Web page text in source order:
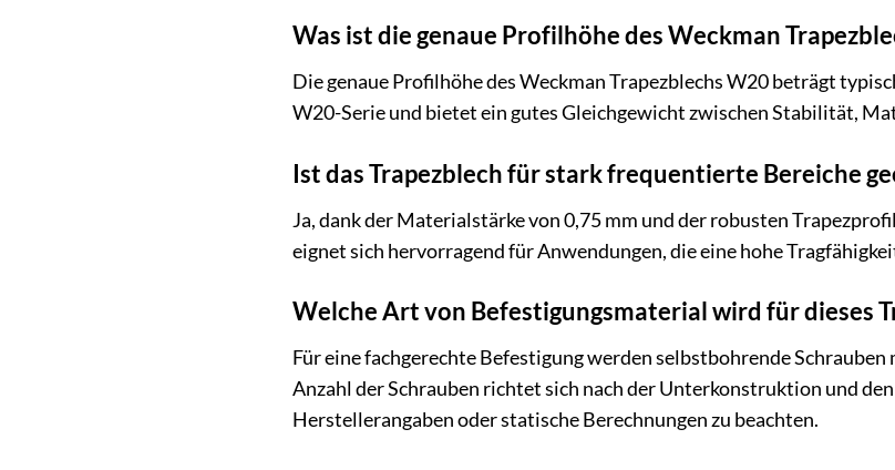
Was ist die genaue Profilhöhe des Weckman
Die genaue Profilhöhe des Weckman Trapezblechs W20 beträgt
W20-Serie und bietet ein gutes Gleichgewicht zwischen Stabilität,
Ist das Trapezblech für stark frequentierte Bereiche
Ja, dank der Materialstärke von 0,75 mm und der robusten
eignet sich hervorragend für Anwendungen, die eine hohe
Welche Art von Befestigungsmaterial wird für dieses
Für eine fachgerechte Befestigung werden selbstbohrende
Anzahl der Schrauben richtet sich nach der Unterkonstruktion und
Herstellerangaben oder statische Berechnungen zu beachten.